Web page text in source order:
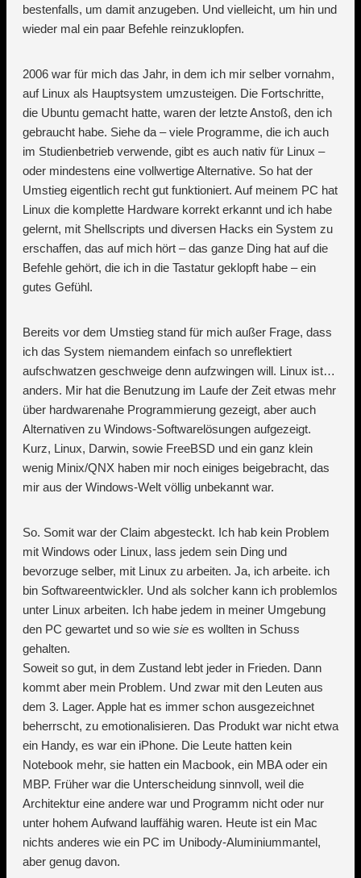
bestenfalls, um damit anzugeben. Und vielleicht, um hin und
wieder mal ein paar Befehle reinzuklopfen.
2006 war für mich das Jahr, in dem ich mir selber vornahm,
auf Linux als Hauptsystem umzusteigen. Die Fortschritte,
die Ubuntu gemacht hatte, waren der letzte Anstoß, den ich
gebraucht habe. Siehe da – viele Programme, die ich auch
im Studienbetrieb verwende, gibt es auch nativ für Linux –
oder mindestens eine vollwertige Alternative. So hat der
Umstieg eigentlich recht gut funktioniert. Auf meinem PC hat
Linux die komplette Hardware korrekt erkannt und ich habe
gelernt, mit Shellscripts und diversen Hacks ein System zu
erschaffen, das auf mich hört – das ganze Ding hat auf die
Befehle gehört, die ich in die Tastatur geklopft habe – ein
gutes Gefühl.
Bereits vor dem Umstieg stand für mich außer Frage, dass
ich das System niemandem einfach so unreflektiert
aufschwatzen geschweige denn aufzwingen will. Linux ist…
anders. Mir hat die Benutzung im Laufe der Zeit etwas mehr
über hardwarenahe Programmierung gezeigt, aber auch
Alternativen zu Windows-Softwarelösungen aufgezeigt.
Kurz, Linux, Darwin, sowie FreeBSD und ein ganz klein
wenig Minix/QNX haben mir noch einiges beigebracht, das
mir aus der Windows-Welt völlig unbekannt war.
So. Somit war der Claim abgesteckt. Ich hab kein Problem
mit Windows oder Linux, lass jedem sein Ding und
bevorzuge selber, mit Linux zu arbeiten. Ja, ich arbeite. ich
bin Softwareentwickler. Und als solcher kann ich problemlos
unter Linux arbeiten. Ich habe jedem in meiner Umgebung
den PC gewartet und so wie sie es wollten in Schuss
gehalten.
Soweit so gut, in dem Zustand lebt jeder in Frieden. Dann
kommt aber mein Problem. Und zwar mit den Leuten aus
dem 3. Lager. Apple hat es immer schon ausgezeichnet
beherrscht, zu emotionalisieren. Das Produkt war nicht etwa
ein Handy, es war ein iPhone. Die Leute hatten kein
Notebook mehr, sie hatten ein Macbook, ein MBA oder ein
MBP. Früher war die Unterscheidung sinnvoll, weil die
Architektur eine andere war und Programm nicht oder nur
unter hohem Aufwand lauffähig waren. Heute ist ein Mac
nichts anderes wie ein PC im Unibody-Aluminiummantel,
aber genug davon.